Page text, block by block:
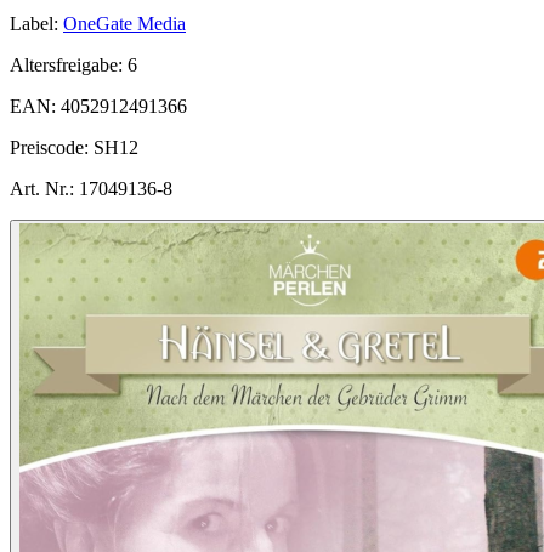
Label: OneGate Media
Altersfreigabe: 6
EAN: 4052912491366
Preiscode: SH12
Art. Nr.: 17049136-8